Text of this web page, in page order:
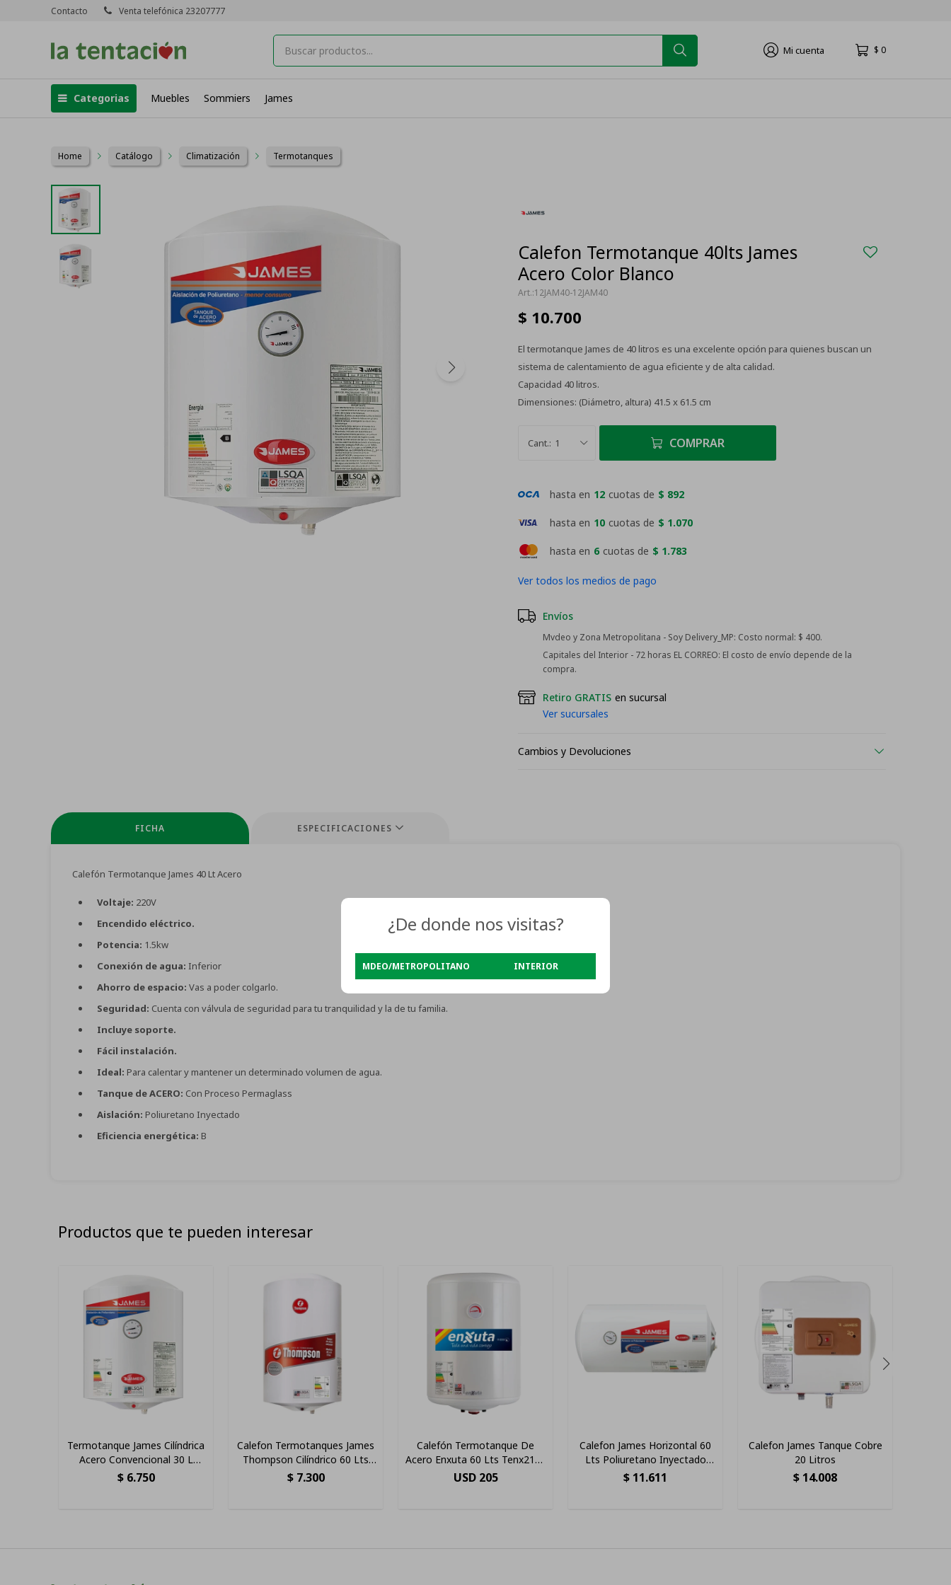
Categorias Muebles Sommiers James
$ 0
Contacto Venta telefónica 23207777
Home Catálogo Climatización Termotanques
Calefon Termotanque 40lts James
Acero Color Blanco
12JAM40-12JAM40
$ 10.700
El termotanque James de 40 litros es una excelente opción para quienes buscan un
sistema de calentamiento de agua eficiente y de alta calidad.
Capacidad 40 litros.
Dimensiones: (Diámetro, altura) 41.5 x 61.5 cm
1 COMPRAR
hasta en 6 cuotas de $ 1.783
hasta en 12 cuotas de $ 892
hasta en 10 cuotas de $ 1.070
Ver todos los medios de pago
Envíos
Mvdeo y Zona Metropolitana - Soy Delivery_MP: Costo normal: $ 400.
Capitales del Interior - 72 horas EL CORREO: El costo de envío depende de la
compra.
Retiro GRATIS en sucursal
Ver sucursales
Cambios y Devoluciones
FICHA ESPECIFICACIONES
Calefón Termotanque James 40 Lt Acero
Voltaje: 220V
Encendido eléctrico.
Potencia: 1.5kw
Conexión de agua: Inferior
Ahorro de espacio: Vas a poder colgarlo.
Seguridad: Cuenta con válvula de seguridad para tu tranquilidad y la de tu familia.
Incluye soporte.
Fácil instalación.
Ideal: Para calentar y mantener un determinado volumen de agua.
Tanque de ACERO: Con Proceso Permaglass
Aislación: Poliuretano Inyectado
Eficiencia energética: B
Productos que te pueden interesar
Termotanque James Cilíndrica
Acero Convencional 30 L
Blanco
$ 6.750
Calefon Termotanques James
Thompson Cilíndrico 60 Lts
Acero
$ 7.300
Calefón Termotanque De
Acero Enxuta 60 Lts Tenx2160
Color Blanco
USD 205
Calefon James Horizontal 60
Lts Poliuretano Inyectado
Color Blanco
$ 11.611
Calefon James Tanque Cobre
20 Litros
$ 14.008
¿De donde nos visitas?
MDEO/METROPOLITANO INTERIOR